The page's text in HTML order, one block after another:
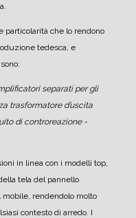
particolarità che lo rendono
tedesca, e
separati per gli
trasformatore d’uscita
di controreazione -
in linea con i modelli top,
tela del pannello
rendendolo molto
contesto di arredo. I